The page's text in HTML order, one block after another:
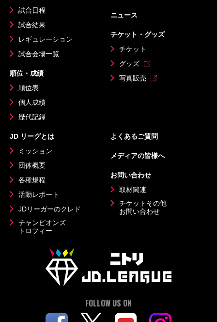
試合日程
試合結果
レギュレーション
試合会場一覧
順位・成績
順位表
個人成績
歴代記録
ニュース
チケット・グッズ
チケット
グッズ
写真販売
JD リーグとは
ミッション
団体概要
各種規程
活動レポート
JDリーガーのクレド
チャンピオンズ
トロフィー
よくあるご質問
メディアの皆様へ
お問い合わせ
取材関連
チケットその他
お問い合わせ
FOLLOW US ON